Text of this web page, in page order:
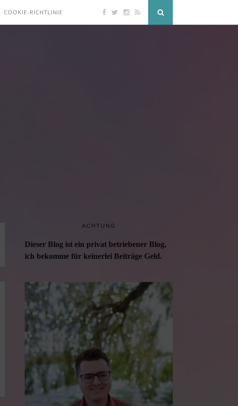
COOKIE-RICHTLINIE
ACHTUNG
Dieser Blog ist ein privat betriebener Blog,
ich bekomme für keinerlei Beiträge Geld.